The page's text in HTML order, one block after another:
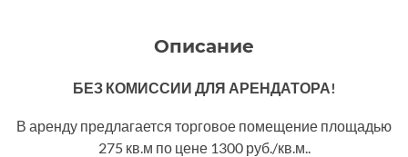
Описание
БЕЗ КОМИССИИ ДЛЯ АРЕНДАТОРА!
В аренду предлагается торговое помещение площадью
275 кв.м по цене 1300 руб./кв.м..